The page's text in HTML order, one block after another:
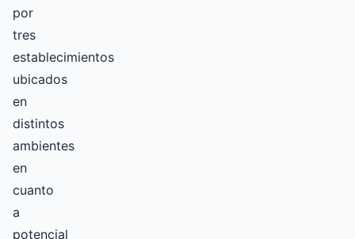
por
tres
establecimientos
ubicados
en
distintos
ambientes
en
cuanto
a
potencial